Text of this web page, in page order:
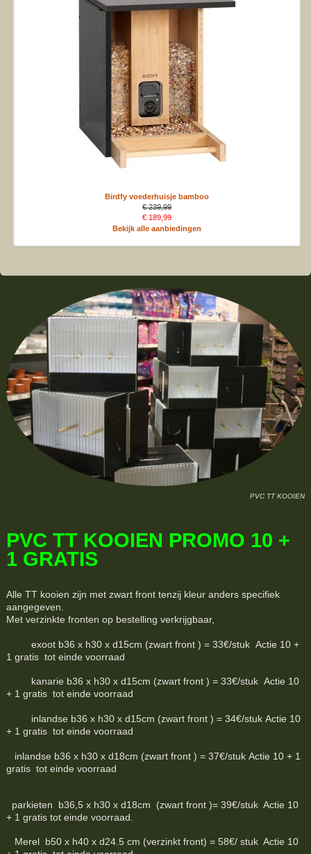
Birdfy voederhuisje bamboo
€ 239,99
€ 189,99
Bekijk alle aanbiedingen
PVC TT KOOIEN
PVC TT KOOIEN PROMO 10 +
1 GRATIS
Alle TT kooien zijn met zwart front tenzij kleur anders specifiek
aangegeven.
Met verzinkte fronten op bestelling verkrijgbaar,
exoot b36 x h30 x d15cm (zwart front ) = 33€/stuk Actie 10 +
1 gratis tot einde voorraad
kanarie b36 x h30 x d15cm (zwart front ) = 33€/stuk Actie 10
+ 1 gratis tot einde voorraad
inlandse b36 x h30 x d15cm (zwart front ) = 34€/stuk Actie 10
+ 1 gratis tot einde voorraad
inlandse b36 x h30 x d18cm (zwart front ) = 37€/stuk Actie 10 + 1
gratis tot einde voorraad
parkieten b36,5 x h30 x d18cm (zwart front )= 39€/stuk Actie 10
+ 1 gratis tot einde voorraad.
Merel b50 x h40 x d24.5 cm (verzinkt front) = 58€/ stuk Actie 10